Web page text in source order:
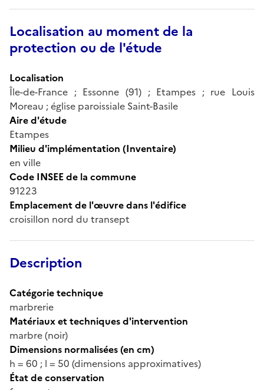
Localisation au moment de la
protection ou de l'étude
Localisation
Île-de-France ; Essonne (91) ; Etampes ; rue Louis
Moreau ; église paroissiale Saint-Basile
Aire d'étude
Etampes
Milieu d'implémentation (Inventaire)
en ville
Code INSEE de la commune
91223
Emplacement de l'œuvre dans l'édifice
croisillon nord du transept
Description
Catégorie technique
marbrerie
Matériaux et techniques d'intervention
marbre (noir)
Dimensions normalisées (en cm)
h = 60 ; l = 50 (dimensions approximatives)
État de conservation